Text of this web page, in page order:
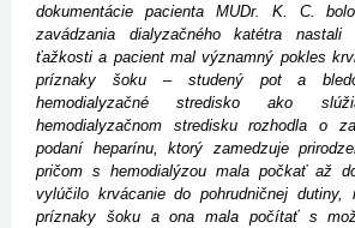
dokumentácie pacienta MUDr. K. C.
zavádzania dialyzačného katétra
ťažkosti a pacient mal významný pokles
príznaky šoku – studený pot a
hemodialyzačné stredisko ako
hemodialyzačnom stredisku rozhodla o
podaní heparínu, ktorý zamedzuje
pričom s hemodialýzou mala počkať až
vylúčilo krvácanie do pohrudničnej dutiny,
príznaky šoku a ona mala počítať s